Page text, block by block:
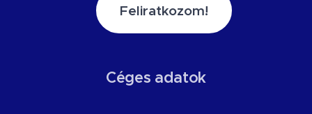
Feliratkozom!
Céges adatok